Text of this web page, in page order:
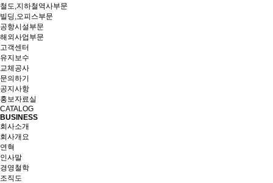
철도,지하철역사부문
빌딩,오피스부문
공항시설부문
해외사업부문
고객센터
유지보수
교체공사
문의하기
공지사항
홍보자료실
CATALOG
BUSINESS
회사소개
회사개요
연혁
인사말
경영철학
조직도